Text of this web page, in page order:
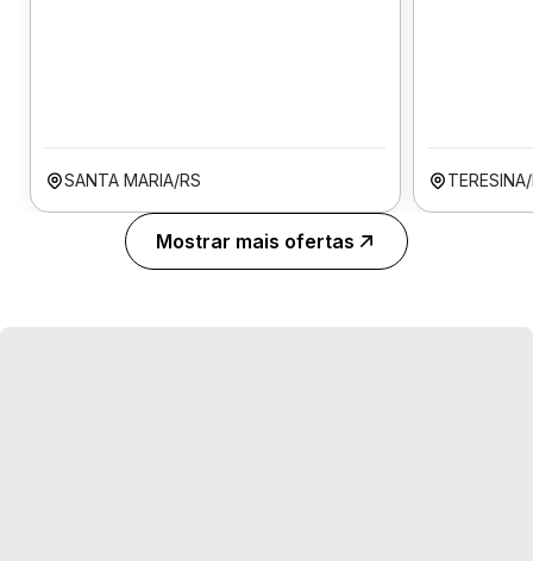
SANTA MARIA/RS
Mostrar mais ofertas